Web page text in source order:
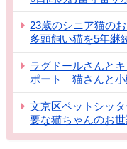
23歳のシニア猫の
多頭飼い猫を5年継
ラグドールさんと
ポート｜猫さんと
文京区ペットシッ
要な猫ちゃんのお